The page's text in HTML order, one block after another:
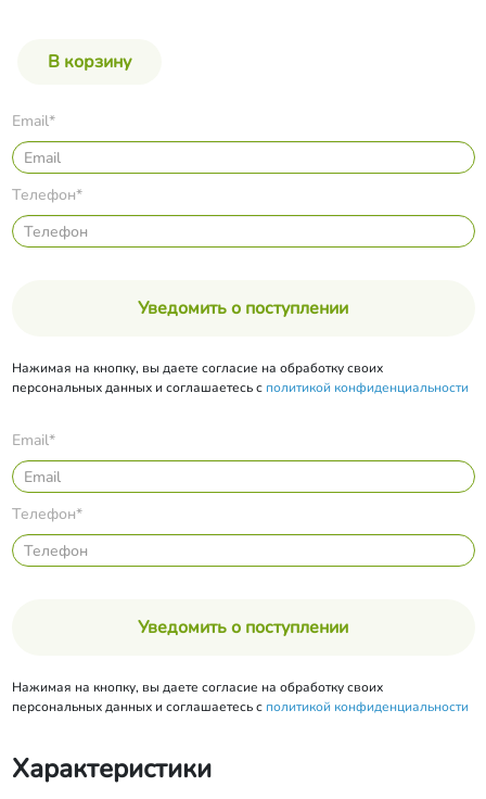
Email*
Телефон*
Уведомить о поступлении
Нажимая на кнопку, вы даете согласие на обработку своих
персональных данных и соглашаетесь с политикой конфиденциальности
Email*
Телефон*
Уведомить о поступлении
Нажимая на кнопку, вы даете согласие на обработку своих
персональных данных и соглашаетесь с политикой конфиденциальности
Характеристики